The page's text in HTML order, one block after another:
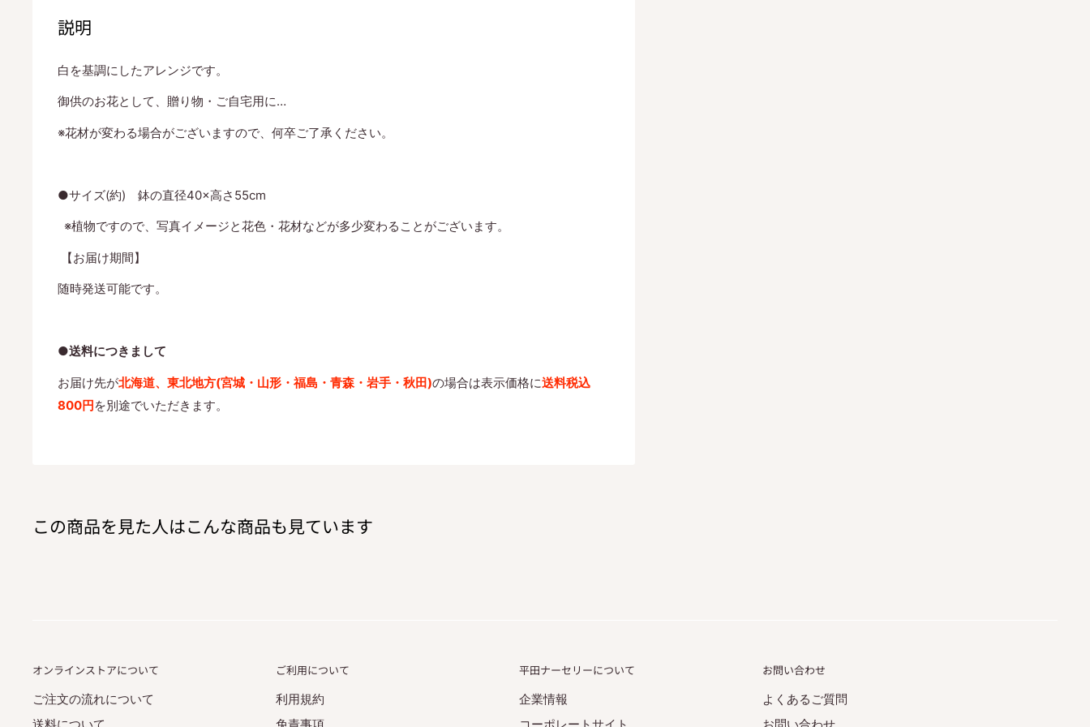
説明
白を基調にしたアレンジです。
御供のお花として、贈り物・ご自宅用に…
※花材が変わる場合がございますので、何卒ご了承ください。
●サイズ(約) 鉢の直径40×高さ55cm
※植物ですので、写真イメージと花色・花材などが多少変わることがございます。
【お届け期間】
随時発送可能です。
●送料につきまして
お届け先が北海道、東北地方(宮城・山形・福島・青森・岩手・秋田)の場合は表示価格に送料税込
800円を別途でいただきます。
この商品を見た人はこんな商品も見ています
オンラインストアについて
ご注文の流れについて
ご利用について
利用規約
平田ナーセリーについて
企業情報
お問い合わせ
よくあるご質問